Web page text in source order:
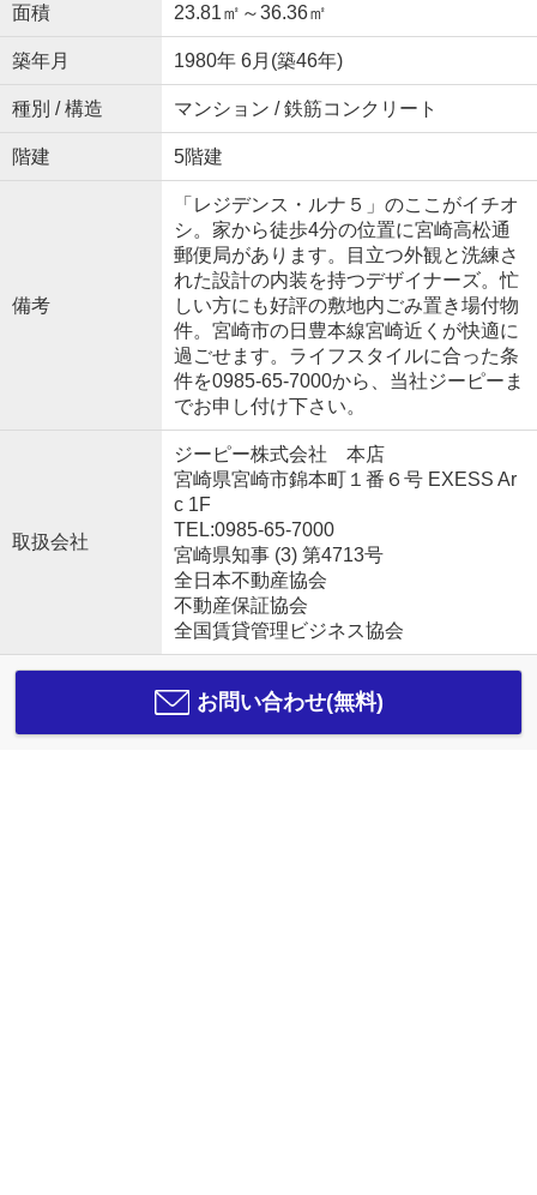
面積 23.81㎡～36.36㎡
築年月 1980年 6月(築46年)
種別 / 構造 マンション / 鉄筋コンクリート
階建 5階建
備考
「レジデンス・ルナ５」のここがイチオ
シ。家から徒歩4分の位置に宮崎高松通
郵便局があります。目立つ外観と洗練さ
れた設計の内装を持つデザイナーズ。忙
しい方にも好評の敷地内ごみ置き場付物
件。宮崎市の日豊本線宮崎近くが快適に
過ごせます。ライフスタイルに合った条
件を0985-65-7000から、当社ジーピーま
でお申し付け下さい。
取扱会社
ジーピー株式会社 本店
宮崎県宮崎市錦本町１番６号 EXESS Ar
c 1F
TEL:0985-65-7000
宮崎県知事 (3) 第4713号
全日本不動産協会
不動産保証協会
全国賃貸管理ビジネス協会
お問い合わせ(無料)